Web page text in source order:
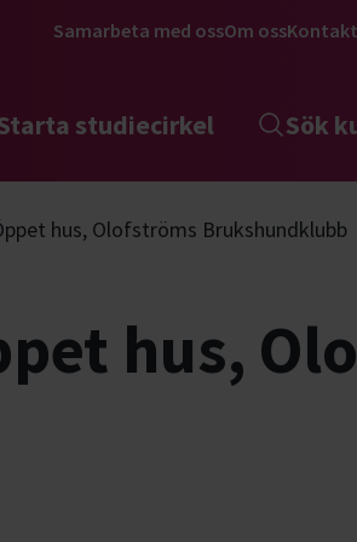
Samarbeta med ossOm oss
studiecirkel Sök
hus, Olofströms Brukshundklubb
hus,